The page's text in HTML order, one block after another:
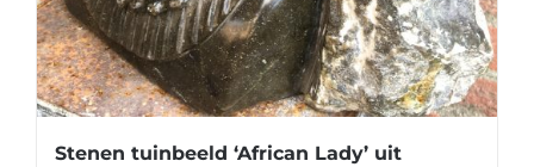
Stenen tuinbeeld ‘African Lady’ uit